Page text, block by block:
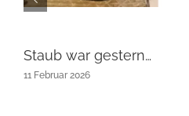
Staub war gestern…
11 Februar 2026